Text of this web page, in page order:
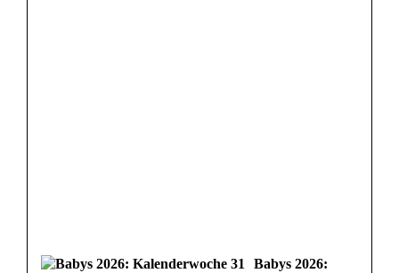
Babys 2026: